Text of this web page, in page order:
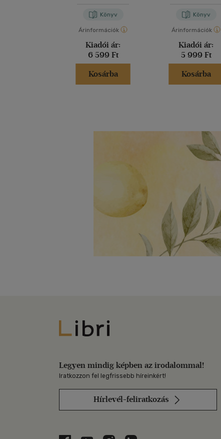
Könyv
Árinformációk
Kiadói ár:
6 599 Ft
Kosárba
Könyv
Árinformációk
Kiadói ár:
5 999 Ft
Kosárba
Libri
Legyen mindig képben az irodalommal!
Iratkozzon fel legfrissebb híreinkért!
Hírlevél-feliratkozás